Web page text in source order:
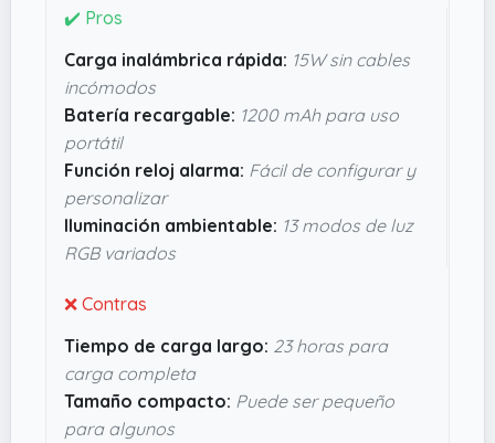
Una función que parece sencilla pero es súper útil
dejas el móvil encima y listo, sin lío de cables.
Además, lleva reloj con alarma integrada, algo
práctico para tener todo en el mismo dispositivo.
Me imagino que para alguien que valora la
comodidad y el diseño, esta lámpara puede ser
un buen complemento. No es solo una luz bonita,
sino también algo que facilita el día a día sin
complicaciones.
✔️ Pros
Carga inalámbrica rápida: 15W sin cables
incómodos
Batería recargable: 1200 mAh para uso
portátil
Función reloj alarma: Fácil de configurar y
personalizar
Iluminación ambientable: 13 modos de luz
RGB variados
❌ Contras
Tiempo de carga largo: 23 horas para
carga completa
Tamaño compacto: Puede ser pequeño
para algunos